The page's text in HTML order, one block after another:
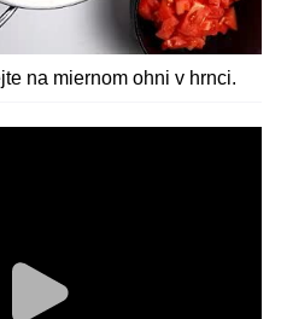
na miernom ohni v hrnci.